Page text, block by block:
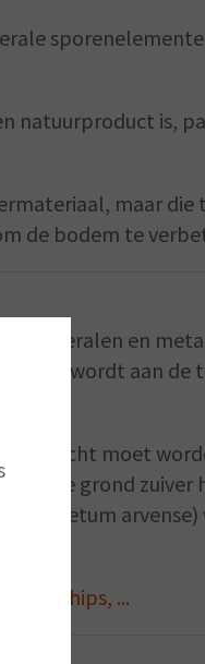
natuurproduct is,
maar
de bodem te
mineralen en
wordt aan de
moet
en de grond zuiver
coverchips, ...